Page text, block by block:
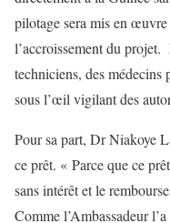
pilotage sera mis en
l’accroissement du
techniciens, des
sous l’œil vigilant des
Pour sa part, Dr Niakoye
ce prêt. « Parce que ce
sans intérêt et le
Comme l’Ambassadeur